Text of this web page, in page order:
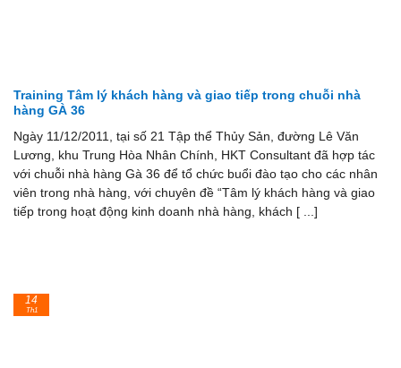
Training Tâm lý khách hàng và giao tiếp trong chuỗi nhà
hàng GÀ 36
Ngày 11/12/2011, tại số 21 Tập thể Thủy Sản, đường Lê Văn
Lương, khu Trung Hòa Nhân Chính, HKT Consultant đã hợp tác
với chuỗi nhà hàng Gà 36 để tổ chức buổi đào tạo cho các nhân
viên trong nhà hàng, với chuyên đề “Tâm lý khách hàng và giao
tiếp trong hoạt động kinh doanh nhà hàng, khách [ ...]
14
Th1